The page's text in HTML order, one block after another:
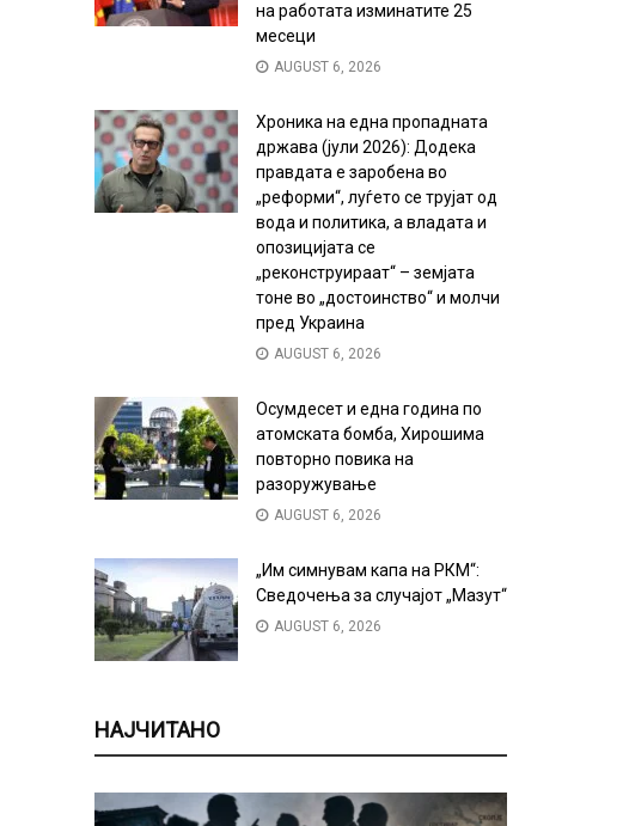
на работата изминатите 25
месеци
AUGUST 6, 2026
Хроника на една пропадната
држава (јули 2026): Додека
правдата е заробена во
„реформи“, луѓето се трујат од
вода и политика, а владата и
опозицијата се
„реконструираат“ – земјата
тоне во „достоинство“ и молчи
пред Украина
AUGUST 6, 2026
Осумдесет и една година по
атомската бомба, Хирошима
повторно повика на
разоружување
AUGUST 6, 2026
„Им симнувам капа на РКМ“:
Сведочења за случајот „Мазут“
AUGUST 6, 2026
НАЈЧИТАНО